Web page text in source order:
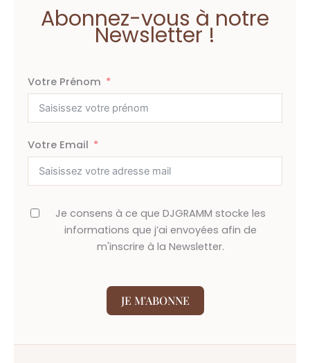
Abonnez-vous à notre
Newsletter !
Votre Prénom
Votre Email
Je consens à ce que DJGRAMM stocke les
informations que j’ai envoyées afin de
m'inscrire à la Newsletter.
JE M'ABONNE